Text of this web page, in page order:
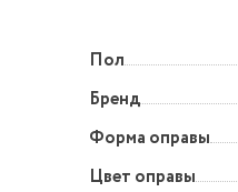
Пол
Бренд
Форма оправы
Цвет оправы